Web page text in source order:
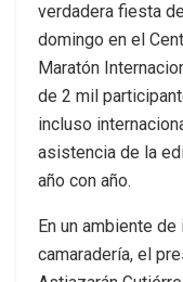
verdadera fiesta
domingo en el
Maratón
de 2 mil
incluso
asistencia de la
año con año.
En un ambiente
camaradería, el